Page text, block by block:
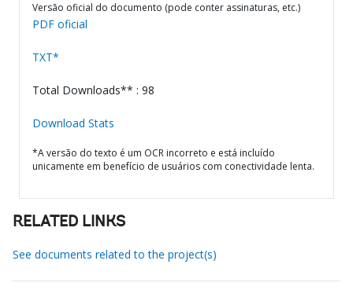
Versão oficial do documento (pode conter assinaturas, etc.)
PDF oficial
TXT*
Total Downloads** : 98
Download Stats
*A versão do texto é um OCR incorreto e está incluído
unicamente em benefício de usuários com conectividade lenta.
RELATED LINKS
See documents related to the project(s)